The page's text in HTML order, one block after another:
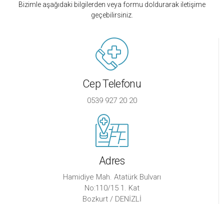
Bizimle aşağıdaki bilgilerden veya formu doldurarak iletişime
geçebilirsiniz.
Cep Telefonu
0539 927 20 20
Adres
Hamidiye Mah. Atatürk Bulvarı
No:110/15 1. Kat
Bozkurt / DENİZLİ